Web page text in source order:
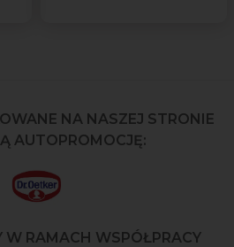
NA NASZEJ STRONIE
AUTOPROMOCJĘ:
W RAMACH WSPÓŁPRACY